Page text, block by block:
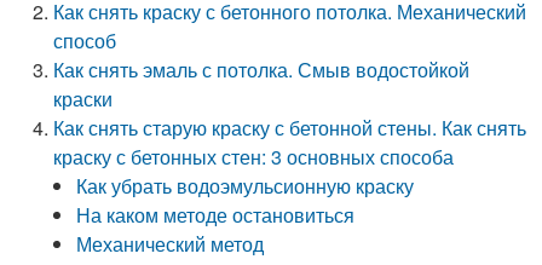
Как снять краску с бетонного потолка. Механический
способ
Как снять эмаль с потолка. Смыв водостойкой
краски
Как снять старую краску с бетонной стены. Как снять
краску с бетонных стен: 3 основных способа
Как убрать водоэмульсионную краску
На каком методе остановиться
Механический метод